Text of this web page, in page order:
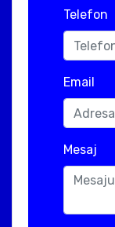
Telefon
Email
Mesaj